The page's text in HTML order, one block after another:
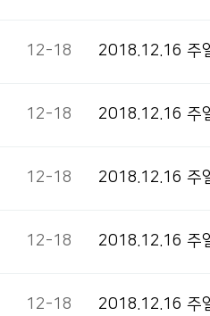
12-18 2018.12.16 주
12-18 2018.12.16 주
12-18 2018.12.16 주
12-18 2018.12.16 주
12-18 2018.12.16 주